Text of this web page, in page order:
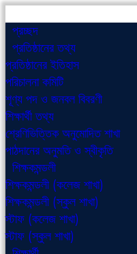
প্রচ্ছদ
প্রতিষ্ঠানের তথ্য
প্রতিষ্ঠানের ইতিহাস
পরিচালনা কমিটি
শূণ্য পদ ও জনবল বিবরণী
শিক্ষার্থী তথ্য
শ্রেণিভিত্তিক অনুমোদিত শাখা
পাঠদানের অনুমতি ও স্বীকৃতি
শিক্ষকমন্ডলী
শিক্ষকমন্ডলী (কলেজ শাখা)
শিক্ষকমন্ডলী (স্কুল শাখা)
স্টাফ (কলেজ শাখা)
স্টাফ (স্কুল শাখা)